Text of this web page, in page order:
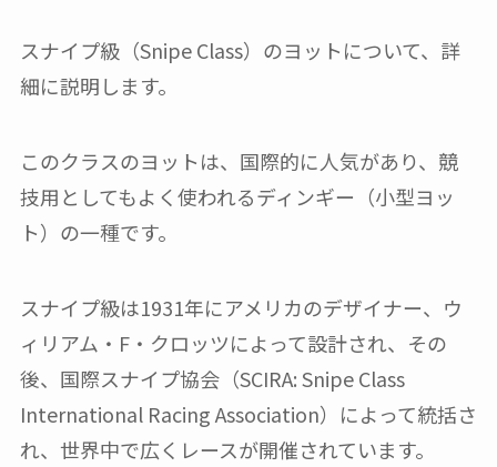
スナイプ級（Snipe Class）のヨットについて、詳
細に説明します。
このクラスのヨットは、国際的に人気があり、競
技用としてもよく使われるディンギー（小型ヨッ
ト）の一種です。
スナイプ級は1931年にアメリカのデザイナー、ウ
ィリアム・F・クロッツによって設計され、その
後、国際スナイプ協会（SCIRA: Snipe Class
International Racing Association）によって統括さ
れ、世界中で広くレースが開催されています。